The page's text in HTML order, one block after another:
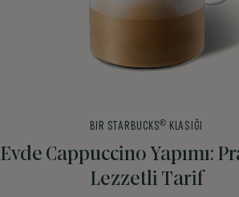
Evde Cappuccino Yapımı:
Lezzetli Tarif
BIR STARBUCKS® KLASIĞI